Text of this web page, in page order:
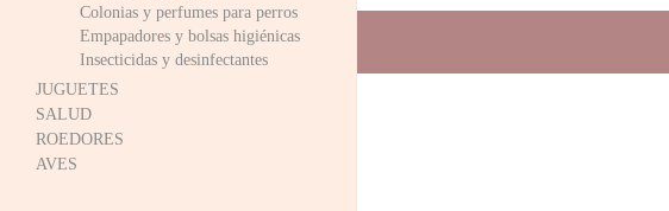
Colonias y perfumes para perros
Empapadores y bolsas higiénicas
Insecticidas y desinfectantes
JUGUETES
SALUD
ROEDORES
AVES